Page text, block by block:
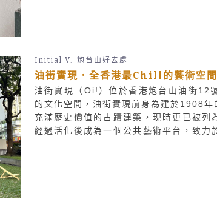
Initial V. 炮台山好去處
油街實現．全香港最Chill的藝術空
油街實現（Oi!）位於香港炮台山油街12
的文化空間，油街實現前身為建於1908
充滿歷史價值的古蹟建築，現時更已被列
經過活化後成為一個公共藝術平台，致力